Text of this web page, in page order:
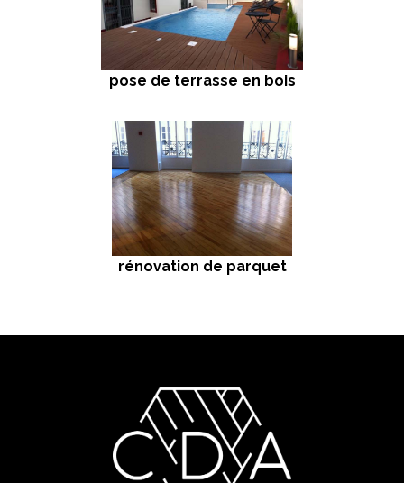
pose de terrasse en bois
rénovation de parquet